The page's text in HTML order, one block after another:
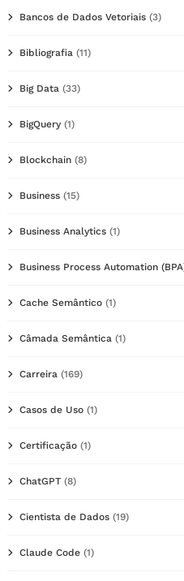
Bancos de Dados Vetoriais (3)
Bibliografia (11)
Big Data (33)
BigQuery (1)
Blockchain (8)
Business (15)
Business Analytics (1)
Business Process Automation
Cache Semântico (1)
Câmada Semântica (1)
Carreira (169)
Casos de Uso (1)
Certificação (1)
ChatGPT (8)
Cientista de Dados (19)
Claude Code (1)